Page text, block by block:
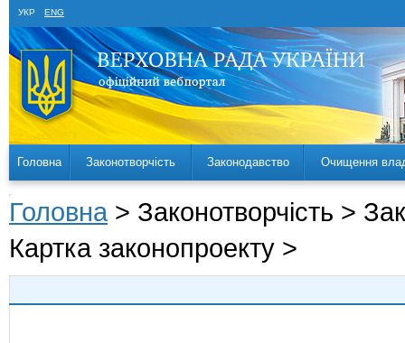
УКР ENG
Головна Законотворчість Законодавство Очищення
Головна > Законотворчість >
Картка законопроекту >